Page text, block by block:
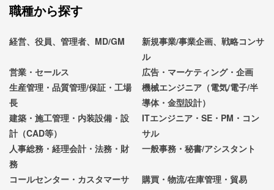
職種から探す
経営、役員、管理者、MD/GM
新規事業/事業企画、戦略コンサ
ル
営業・セールス
広告・マーケティング・企画
生産管理・品質管理/保証・工場
長
機械エンジニア（電気/電子/半
導体・金型設計）
建築・施工管理・内装設備・設
計（CAD等）
ITエンジニア・SE・PM・コン
サル
人事総務・経理会計・法務・財
務
一般事務・秘書/アシスタント
コールセンター・カスタマーサ
購買・物流/在庫管理・貿易